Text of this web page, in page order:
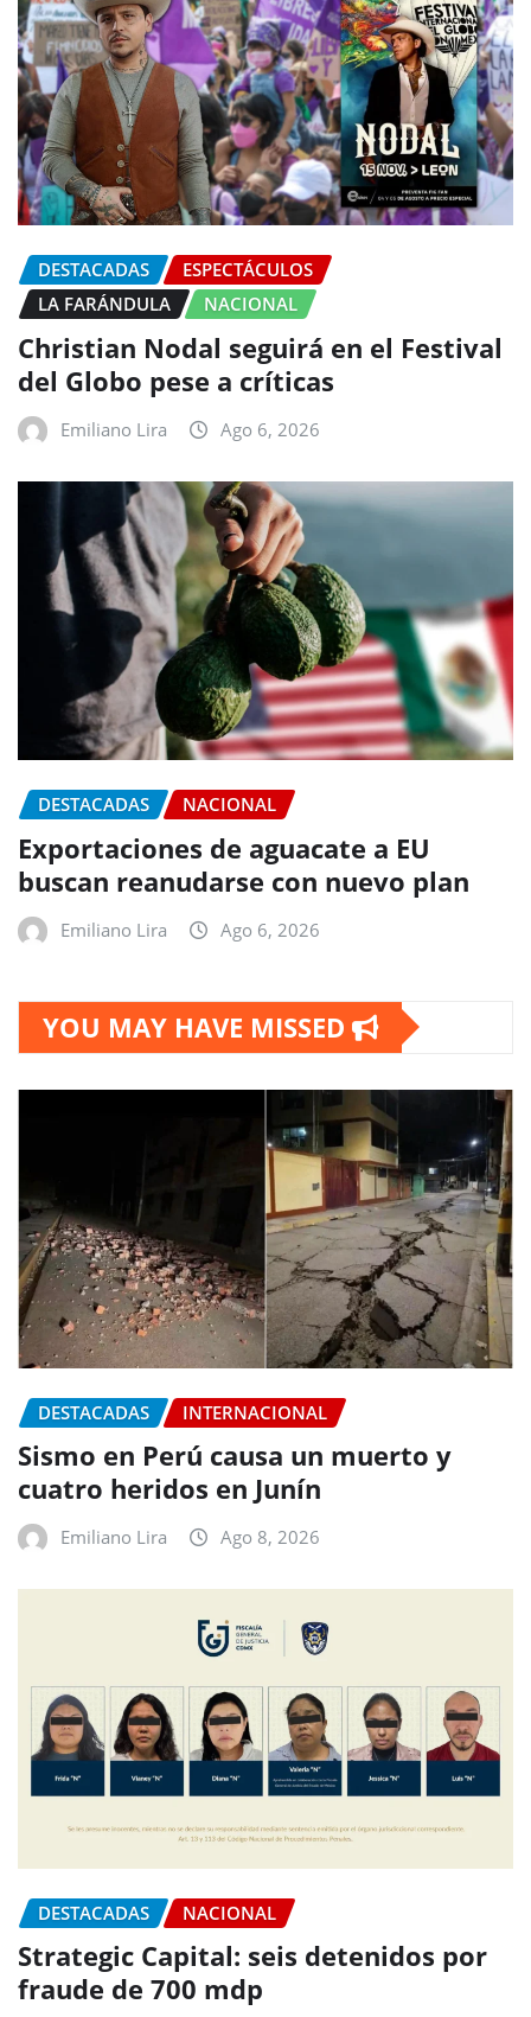
DESTACADAS
ESPECTÁCULOS
LA FARÁNDULA
NACIONAL
Christian Nodal seguirá en el Festival
del Globo pese a críticas
Emiliano Lira Ago 6, 2026
DESTACADAS NACIONAL
Exportaciones de aguacate a EU
buscan reanudarse con nuevo plan
Emiliano Lira Ago 6, 2026
YOU MAY HAVE MISSED
DESTACADAS INTERNACIONAL
Sismo en Perú causa un muerto y
cuatro heridos en Junín
Emiliano Lira Ago 8, 2026
DESTACADAS NACIONAL
Strategic Capital: seis detenidos por
fraude de 700 mdp